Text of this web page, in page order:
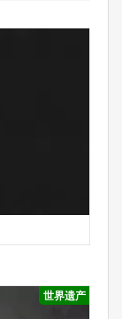
世界遗产